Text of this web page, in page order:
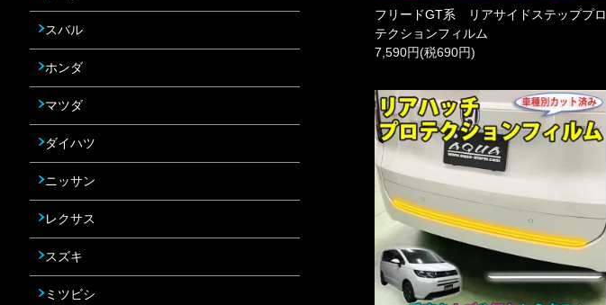
フリードGT系 リアサイドステッププロ
テクションフィルム
7,590円(税690円)
スバル
ホンダ
マツダ
ダイハツ
ニッサン
レクサス
スズキ
ミツビシ